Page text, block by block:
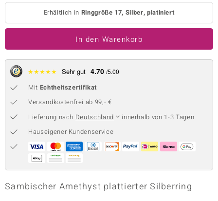
BY DE MELO
Collection
Classics
Erhältlich in Ringgröße 17, Silber, platiniert
In den Warenkorb
★★★★★ Sehr gut 4.70 /5.00
Mit Echtheitszertifikat
Versandkostenfrei ab 99,- €
Lieferung nach Deutschland
innerhalb von 1-3 Tagen
Hauseigener Kundenservice
Sambischer Amethyst plattierter Silberring